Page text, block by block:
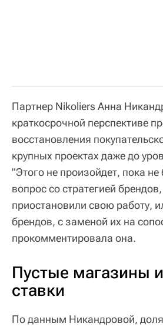
Партнер Nikoliers Анна
краткосрочной перспективе
восстановления
крупных проектах даже до
"Этого не произойдет, пока не
вопрос со стратегией
приостановили свою работу,
брендов, с заменой их на
прокомментировала она.
Пустые магазины
ставки
По данным Никандровой, доля